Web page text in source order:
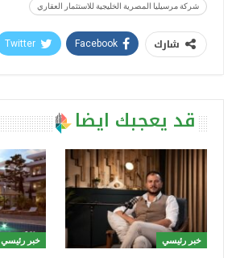
شركة مرسيليا المصرية الخليجية للاستثمار العقاري
شارك Facebook
Twitter
قد يعجبك ايضا
خبر رئيسي خبر رئيسي